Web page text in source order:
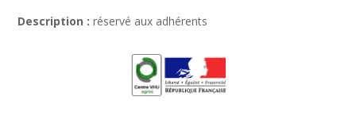
Description : réservé aux adhérents